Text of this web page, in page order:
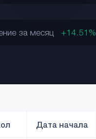
за месяц +14.51%
Дата начала